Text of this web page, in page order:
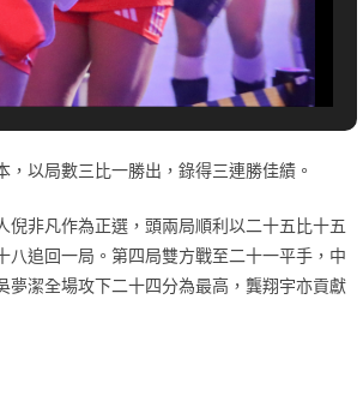
以局數三比一勝出，錄得三連勝佳績。
非凡作為正選，頭兩局順利以二十五比十五
追回一局。第四局雙方戰至二十一平手，中
潔全場攻下二十四分為最高，龔翔宇亦貢獻